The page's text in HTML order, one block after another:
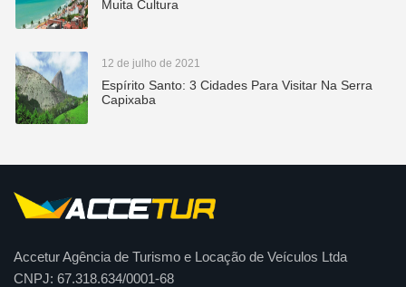
Muita Cultura
12 de julho de 2021
Espírito Santo: 3 Cidades Para Visitar Na Serra
Capixaba
Accetur Agência de Turismo e Locação de Veículos Ltda
CNPJ: 67.318.634/0001-68